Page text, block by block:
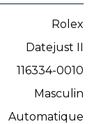
Rolex
Datejust II
116334-0010
Masculin
Automatique